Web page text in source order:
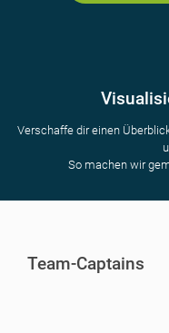
Verschaffe dir einen
So machen wir
Team-Captains